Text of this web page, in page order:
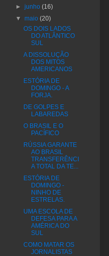
►junho(16)
▼maio(20)
OS DOIS LADOS
DO ATLÂNTICO
SUL
A DISSOLUÇÃO
DOS MITOS
AMERICANOS
ESTÓRIA DE
DOMINGO - A
FORJA.
DE GOLPES E
LABAREDAS
O BRASIL E O
PACÍFICO
RÚSSIA GARANTE
AO BRASIL
TRANSFERÊNCI
A TOTAL DA TE...
ESTÓRIA DE
DOMINGO -
NINHO DE
ESTRELAS.
UMA ESCOLA DE
DEFESA PARA A
AMÉRICA DO
SUL
COMO MATAR OS
JORNALISTAS